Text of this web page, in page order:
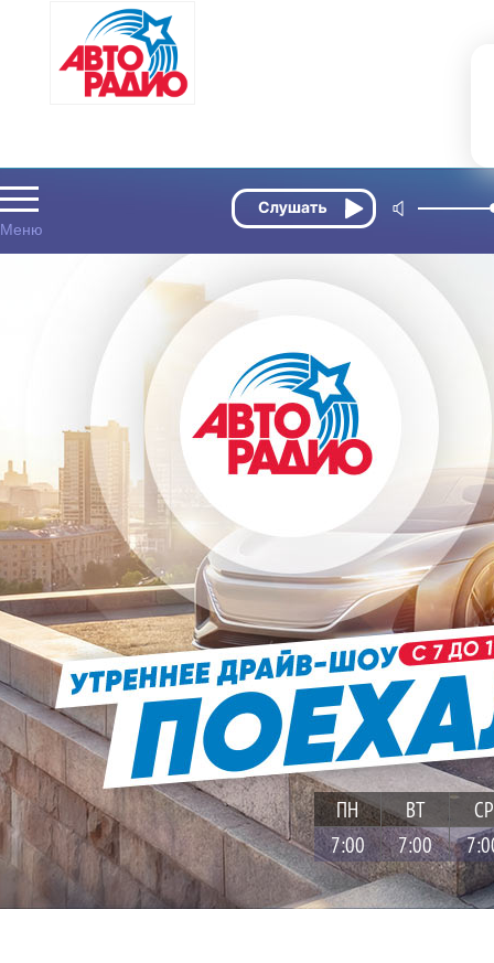
ПН ВТ
СР
7:00
7:00